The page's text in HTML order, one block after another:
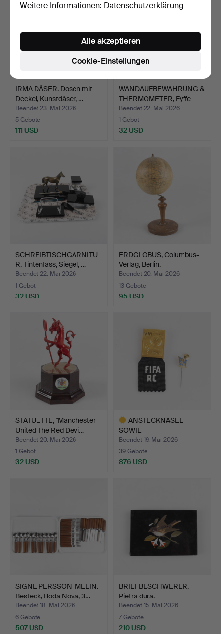
IRMA DÅSER. Dosen mit
Deckel, Kunstdåser, …
Beendet 23. Mai 2026
5 Gebote
111 USD
WANDAUFBEWAHRUNG &
THERMOMETER, Fyffe
Bana…
Beendet 22. Mai 2026
1 Gebot
32 USD
SCHREIBTISCHGARNITU
R, Tintenfass, Siegel, …
Beendet 22. Mai 2026
1 Gebot
32 USD
ERDGLOBUS, Columbus-
Verlag, Berlin.
Beendet 20. Mai 2026
13 Gebote
95 USD
STATUETTE, "Manchester
United The Red Devi…
Beendet 20. Mai 2026
1 Gebot
32 USD
ANSTECKNASEL
SOWIE
FUNKTIONÄRSABZEICHE
N, F…
Beendet 19. Mai 2026
39 Gebote
876 USD
SIGNE PERSSON-MELIN.
Besteck, Boda Nova, 3…
Beendet 18. Mai 2026
6 Gebote
507 USD
BRIEFBESCHWERER,
Pietra dura.
Beendet 15. Mai 2026
7 Gebote
210 USD
Weitere Informationen: Datenschutzerklärung
Cookie-Einstellungen
Alle akzeptieren